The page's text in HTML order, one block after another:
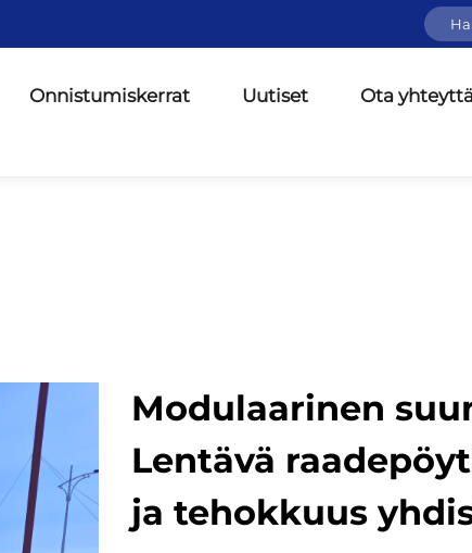
Onnistumiskerrat Uutiset
Ota
Modulaarinen
Lentävä
ja tehokkuus